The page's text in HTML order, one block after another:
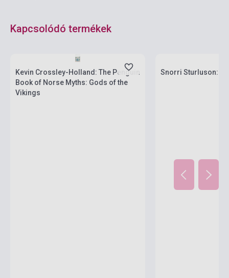
Kapcsolódó termékek
Kevin Crossley-Holland: The Penguin
Book of Norse Myths: Gods of the
Vikings
Snorri Sturluson: